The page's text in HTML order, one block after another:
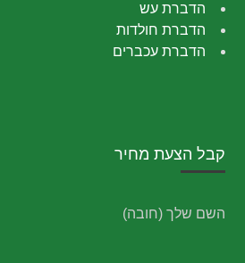
הדברת עש
הדברת חולדות
הדברת עכברים
קבל הצעת מחיר
השם שלך (חובה)